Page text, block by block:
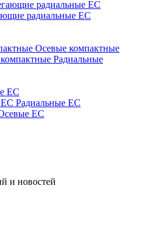
радиальные EC
Осевые компактные
Радиальные
EC
Радиальные EC
EC
и новостей